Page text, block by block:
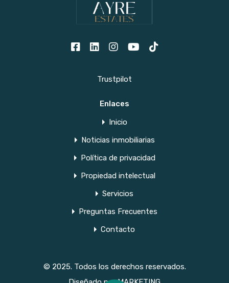
Trustpilot
Enlaces
Inicio
Noticias inmobiliarias
Política de privacidad
Propiedad intelectual
Servicios
Preguntas Frecuentes
Contacto
© 2025. Todos los derechos reservados.